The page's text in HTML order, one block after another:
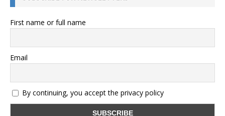
First name or full name
Email
By continuing, you accept the privacy policy